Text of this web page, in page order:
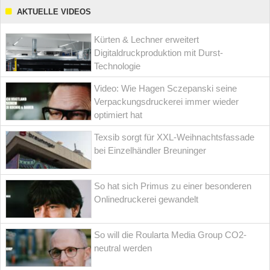
AKTUELLE VIDEOS
Kürten & Lechner erweitert
Digitaldruckproduktion mit Durst-
Technologie
Video: Wie Hagen Sczepanski seine
Verpackungsdruckerei immer wieder
optimiert hat
Texsib sorgt für XXL-Weihnachtsfassade
bei Einzelhändler Breuninger
So hat sich Primus zu einer besonderen
Onlinedruckerei gewandelt
So will die Roularta Media Group CO2-
neutral werden